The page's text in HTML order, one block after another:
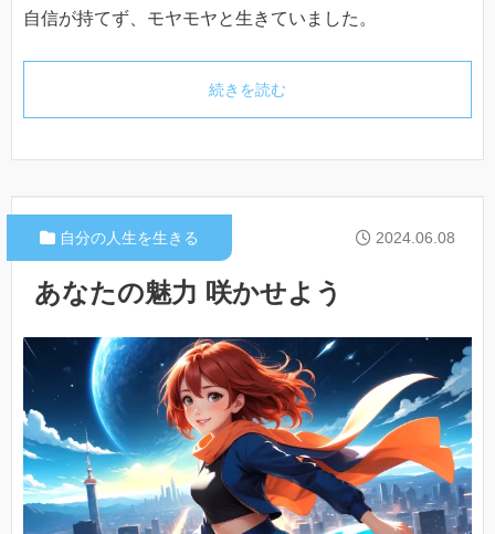
自信が持てず、モヤモヤと生きていました。
続きを読む
2024.06.08
自分の人生を生きる
あなたの魅力 咲かせよう